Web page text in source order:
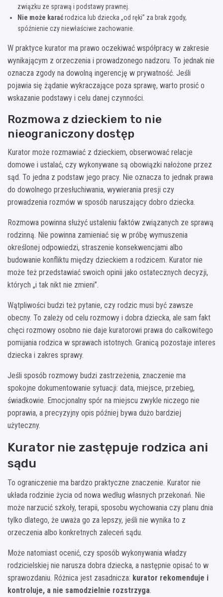
związku ze sprawą i podstawy prawnej.
Nie może karaćrodzica lub dziecka „od ręki” za brak zgody,
spóźnienie czy niewłaściwe zachowanie.
W praktyce kurator ma prawo oczekiwać współpracy w zakresie
wynikającym z orzeczenia i prowadzonego nadzoru. To jednak nie
oznacza zgody na dowolną ingerencję w prywatność. Jeśli
pojawia się żądanie wykraczające poza sprawę, warto prosić o
wskazanie podstawy i celu danej czynności.
Rozmowa z dzieckiem to nie
nieograniczony dostęp
Kurator może rozmawiać z dzieckiem, obserwować relacje
domowe i ustalać, czy wykonywane są obowiązki nałożone przez
sąd. To jedna z podstaw jego pracy. Nie oznacza to jednak prawa
do dowolnego przesłuchiwania, wywierania presji czy
prowadzenia rozmów w sposób naruszający dobro dziecka.
Rozmowa powinna służyć ustaleniu faktów związanych ze sprawą
rodzinną. Nie powinna zamieniać się w próbę wymuszenia
określonej odpowiedzi, straszenie konsekwencjami albo
budowanie konfliktu między dzieckiem a rodzicem. Kurator nie
może też przedstawiać swoich opinii jako ostatecznych decyzji,
których „i tak nikt nie zmieni”.
Wątpliwości budzi też pytanie, czy rodzic musi być zawsze
obecny. To zależy od celu rozmowy i dobra dziecka, ale sam fakt
chęci rozmowy osobno nie daje kuratorowi prawa do całkowitego
pomijania rodzica w sprawach istotnych. Granicą pozostaje interes
dziecka i zakres sprawy.
Jeśli sposób rozmowy budzi zastrzeżenia, znaczenie ma
spokojne dokumentowanie sytuacji: data, miejsce, przebieg,
świadkowie. Emocjonalny spór na miejscu zwykle niczego nie
poprawia, a precyzyjny opis później bywa dużo bardziej
użyteczny.
Kurator nie zastępuje rodzica ani
sądu
To ograniczenie ma bardzo praktyczne znaczenie. Kurator nie
układa rodzinie życia od nowa według własnych przekonań. Nie
może narzucić szkoły, terapii, sposobu wychowania czy planu dnia
tylko dlatego, że uważa go za lepszy, jeśli nie wynika to z
orzeczenia albo konkretnych zaleceń sądu.
Może natomiast ocenić, czy sposób wykonywania władzy
rodzicielskiej nie narusza dobra dziecka, a następnie opisać to w
sprawozdaniu. Różnica jest zasadnicza: kurator rekomenduje i
kontroluje, a nie samodzielnie rozstrzyga.